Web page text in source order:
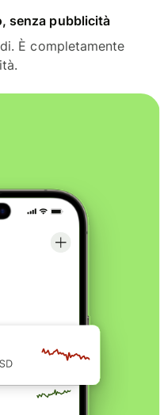
senza pubblicità
È completamente